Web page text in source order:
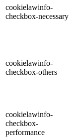
cookielawinfo-
checkbox-necessary
cookielawinfo-
checkbox-others
cookielawinfo-
checkbox-
performance